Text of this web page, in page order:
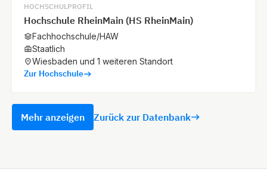
HOCHSCHULPROFIL
Hochschule RheinMain (HS RheinMain)
Fachhochschule/HAW
Staatlich
Wiesbaden und 1 weiteren Standort
Zur Hochschule
Mehr anzeigen Zurück zur Datenbank